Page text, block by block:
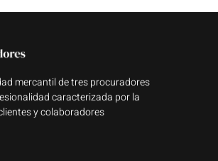
mercantil de tres procuradores
caracterizada por la
y colaboradores